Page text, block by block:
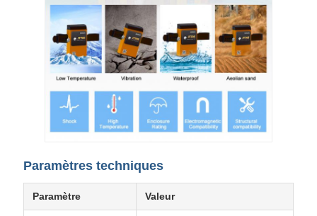
Paramètres techniques
Paramètre Valeur